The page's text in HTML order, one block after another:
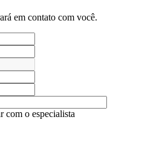
em contato com você.
com o especialista